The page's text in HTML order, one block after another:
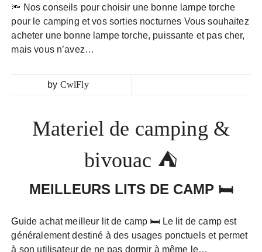
🔦 Nos conseils pour choisir une bonne lampe torche
pour le camping et vos sorties nocturnes Vous souhaitez
acheter une bonne lampe torche, puissante et pas cher,
mais vous n’avez…
by CwlFly
Materiel de camping &
bivouac ⛺
MEILLEURS LITS DE CAMP 🛏️
Guide achat meilleur lit de camp 🛏️ Le lit de camp est
généralement destiné à des usages ponctuels et permet
à son utilisateur de ne pas dormir à même le…